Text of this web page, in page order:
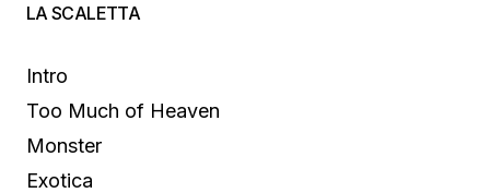
LA SCALETTA
Intro
Too Much of Heaven
Monster
Exotica